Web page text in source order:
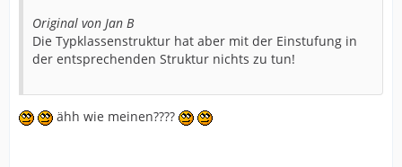
Original von Jan B
Die Typklassenstruktur hat aber mit der Einstufung in
der entsprechenden Struktur nichts zu tun!
ähh wie meinen????